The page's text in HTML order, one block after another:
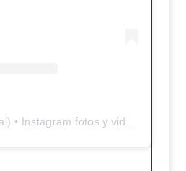
) • Instagram fotos y videos